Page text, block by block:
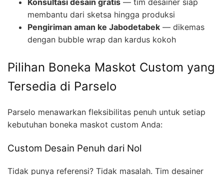
membantu dari sketsa hingga produksi
Pengiriman aman ke Jabodetabek — dikemas
dengan bubble wrap dan kardus kokoh
Pilihan Boneka Maskot Custom yang
Tersedia di Parselo
Parselo menawarkan fleksibilitas penuh untuk setiap
kebutuhan boneka maskot custom Anda:
Custom Desain Penuh dari Nol
Tidak punya referensi? Tidak masalah. Tim desainer